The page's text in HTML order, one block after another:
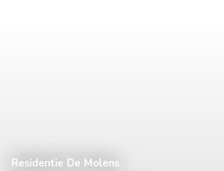
Residentie De Molens